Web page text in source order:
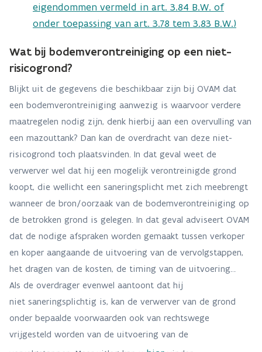
eigendommen vermeld in art. 3.84 B.W. of
onder toepassing van art. 3.78 tem 3.83 B.W.)
Wat bij bodemverontreiniging op een niet-
risicogrond?
Blijkt uit de gegevens die beschikbaar zijn bij OVAM dat
een bodemverontreiniging aanwezig is waarvoor verdere
maatregelen nodig zijn, denk hierbij aan een overvulling van
een mazouttank? Dan kan de overdracht van deze niet-
risicogrond toch plaatsvinden. In dat geval weet de
verwerver wel dat hij een mogelijk verontreinigde grond
koopt, die wellicht een saneringsplicht met zich meebrengt
wanneer de bron/oorzaak van de bodemverontreiniging op
de betrokken grond is gelegen. In dat geval adviseert OVAM
dat de nodige afspraken worden gemaakt tussen verkoper
en koper aangaande de uitvoering van de vervolgstappen,
het dragen van de kosten, de timing van de uitvoering…
Als de overdrager evenwel aantoont dat hij
niet saneringsplichtig is, kan de verwerver van de grond
onder bepaalde voorwaarden ook van rechtswege
vrijgesteld worden van de uitvoering van de